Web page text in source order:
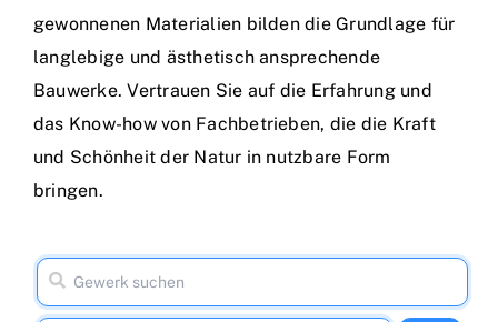
gewonnenen Materialien bilden die Grundlage für
langlebige und ästhetisch ansprechende
Bauwerke. Vertrauen Sie auf die Erfahrung und
das Know-how von Fachbetrieben, die die Kraft
und Schönheit der Natur in nutzbare Form
bringen.